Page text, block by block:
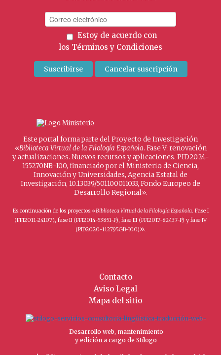
Estoy de acuerdo con
los Términos y Condiciones
Este portal forma parte del Proyecto de Investigación
«Biblioteca Virtual de la Filología Española. Fase V: renovación
y actualizaciones. Nuevos recursos y aplicaciones. PID2024-
155270NB-I00, financiado por el Ministerio de Ciencia,
Innovación y Universidades, Agencia Estatal de
Investigación, 10.13039/501100011033, Fondo Europeo de
Desarrollo Regional».
Es continuación de los proyectos «Biblioteca Virtual de la Filología Española. Fase I
(FFI2011-24107), fase II (FFI2014-53851-P), fase III (FFI2017-82437-P) y fase IV
(PID2020-112795GB-I00)».
Contacto
Aviso Legal
Mapa del sitio
Desarrollo web, mantenimiento
y edición a cargo de Stílogo